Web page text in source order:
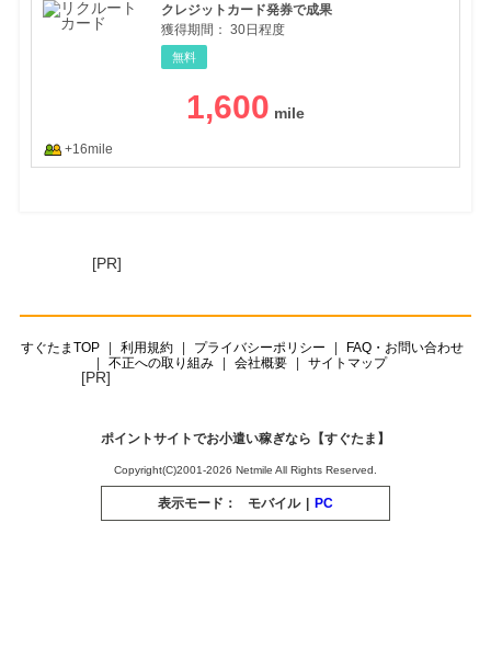
クレジットカード発券で成果
獲得期間： 30日程度
無料
1,600
+16mile
[PR]
すぐたまTOP 利用規約 プライバシーポリシー
FAQ・お問い合わせ
不正への取り組み
会社概要 サイトマップ
[PR]
ポイントサイトでお小遣い稼ぎなら【すぐたま】
Copyright(C)2001-2026 Netmile All Rights Reserved.
表示モード： モバイル PC